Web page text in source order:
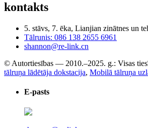
kontakts
5. stāvs, 7. ēka, Lianjian zinātnes un
Tālrunis: 086 138 2655 6961
shannon@re-link.cn
© Autortiesības — 2010.–2025. g.: Visas
tālruņa lādētāja dokstacija, Mobilā tālruņa
E-pasts